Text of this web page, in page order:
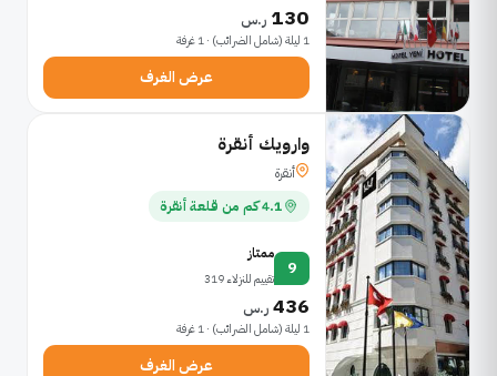
130 ر.س
1 ليلة (شامل الضرائب) · 1 غرفة
عرض الغرف
وارويك أنقرة
أنقرة
4.1 كم من قلعة أنقرة
9
ممتاز
تقييم للنزلاء 319
436 ر.س
1 ليلة (شامل الضرائب) · 1 غرفة
عرض الغرف